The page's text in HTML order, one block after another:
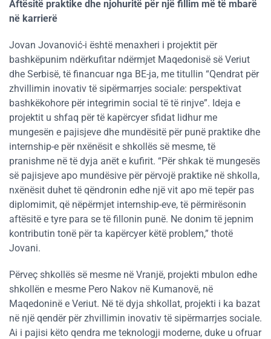
Aftësitë praktike dhe njohuritë për një fillim më të mbarë
në karrierë
Jovan Jovanović-i është menaxheri i projektit për
bashkëpunim ndërkufitar ndërmjet Maqedonisë së Veriut
dhe Serbisë, të financuar nga BE-ja, me titullin “Qendrat për
zhvillimin inovativ të sipërmarrjes sociale: perspektivat
bashkëkohore për integrimin social të të rinjve”. Ideja e
projektit u shfaq për të kapërcyer sfidat lidhur me
mungesën e pajisjeve dhe mundësitë për punë praktike dhe
internship-e për nxënësit e shkollës së mesme, të
pranishme në të dyja anët e kufirit. “Për shkak të mungesës
së pajisjeve apo mundësive për përvojë praktike në shkolla,
nxënësit duhet të qëndronin edhe një vit apo më tepër pas
diplomimit, që nëpërmjet internship-eve, të përmirësonin
aftësitë e tyre para se të fillonin punë. Ne donim të jepnim
kontributin tonë për ta kapërcyer këtë problem,” thotë
Jovani.
Përveç shkollës së mesme në Vranjë, projekti mbulon edhe
shkollën e mesme Pero Nakov në Kumanovë, në
Maqedoninë e Veriut. Në të dyja shkollat, projekti i ka bazat
në një qendër për zhvillimin inovativ të sipërmarrjes sociale.
Ai i pajisi këto qendra me teknologji moderne, duke u ofruar